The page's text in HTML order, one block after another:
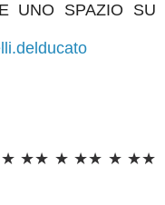
UNO SPAZIO SU
★ ★★ ★ ★★ ★ ★★